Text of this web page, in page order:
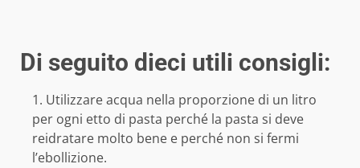
Di seguito dieci utili consigli:
Utilizzare acqua nella proporzione di un litro
per ogni etto di pasta perché la pasta si deve
reidratare molto bene e perché non si fermi
l’ebollizione.